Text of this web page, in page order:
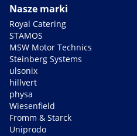
Nasze marki
Royal Catering
STAMOS
MSW Motor Technics
Steinberg Systems
ulsonix
hillvert
physa
Wiesenfield
Fromm & Starck
Uniprodo